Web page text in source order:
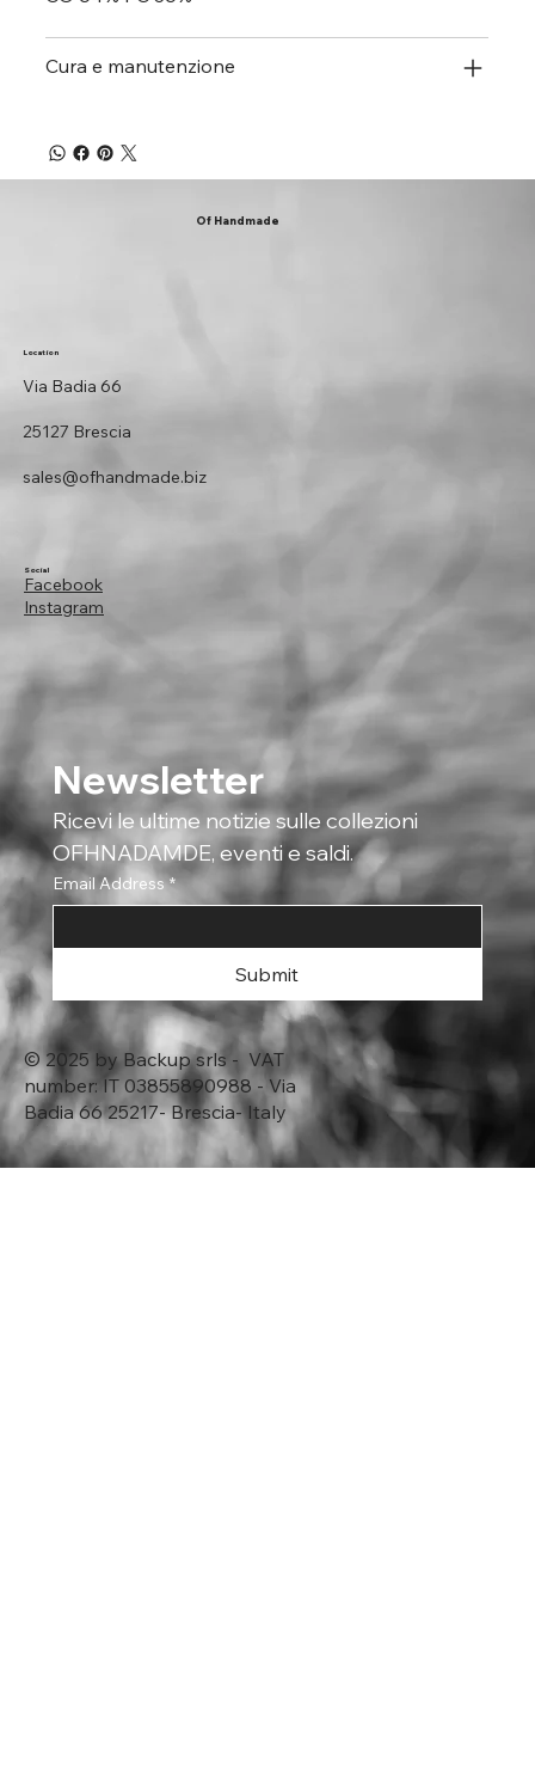
Cura e manutenzione
Of Handmade
Location
Via Badia 66
25127 Brescia
sales@ofhandmade.biz
Facebook
Instagram
Social
Newsletter
Ricevi le ultime notizie sulle collezioni
OFHNADAMDE, eventi e saldi.
Email Address *
Submit
© 2025 by Backup srls - VAT
number: IT 03855890988 - Via
Badia 66 25217- Brescia- Italy